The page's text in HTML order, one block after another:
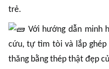
trẻ.
Với hướng dẫn minh
cứu, tự tìm tòi và lắp
thăng bằng thép thật đẹp